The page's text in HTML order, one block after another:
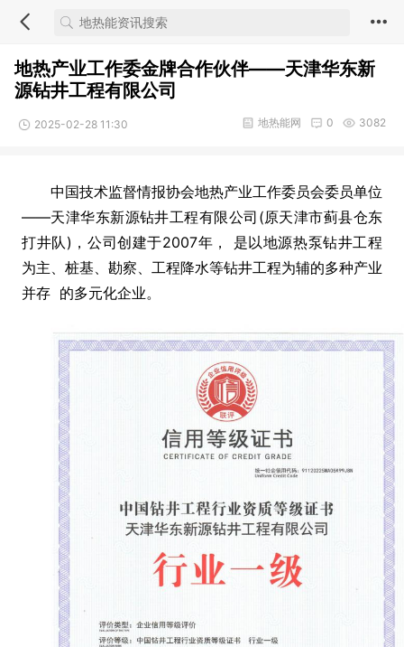
地热产业工作委金牌合作伙伴——天津华东新
源钻井工程有限公司
2025-02-28 11:30 3082
0
地热能网
中国技术监督情报协会地热产业工作委员会委员单位
——天津华东新源钻井工程有限公司(原天津市蓟县仓东
打井队)，公司创建于2007年， 是以地源热泵钻井工程
为主、桩基、勘察、工程降水等钻井工程为辅的多种产业
并存 的多元化企业。